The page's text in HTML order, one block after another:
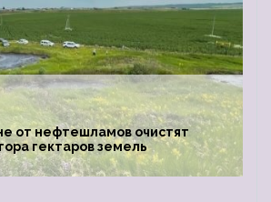
от нефтешламов очистят
гектаров земель